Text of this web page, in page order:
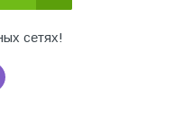
сетях!